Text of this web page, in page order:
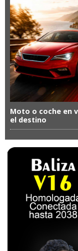
Moto o coche en
el destino